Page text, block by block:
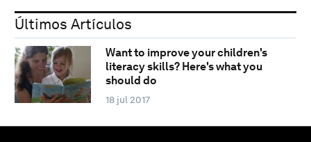
Últimos Artículos
Want to improve your children's
literacy skills? Here's what you
should do
18 jul 2017